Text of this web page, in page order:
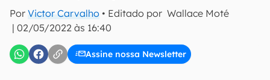
Por Victor Carvalho • Editado por Wallace Moté
| 02/05/2022 às 16:40
Assine nossa Newsletter
inscreva-se
Confirmo que li, aceito e concordo com os Termos de
Uso e Política de Privacidade do Canaltech.